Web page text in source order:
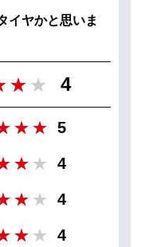
イヤかと思いま
4
5
4
4
4